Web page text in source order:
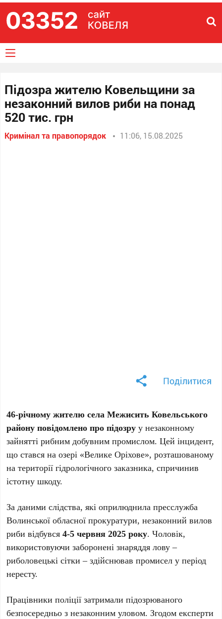
Підозра жителю Ковельщини за
незаконний вилов риби на понад
520 тис. грн
Кримінал та правопорядок 11:06, 15.08.2025
Поділитися
46-річному жителю села Межисить Ковельського
району повідомлено про підозру у незаконному
зайнятті рибним добувним промислом. Цей інцидент,
що стався на озері «Велике Оріхове», розташованому
на території гідрологічного заказника, спричинив
істотну шкоду.
За даними слідства, які оприлюднила пресслужба
Волинської обласної прокуратури, незаконний вилов
риби відбувся4-5 червня 2025 року. Чоловік,
використовуючи заборонені знаряддя лову –
риболовецькі сітки – здійснював промисел у період
нересту.
Працівники поліції затримали підозрюваного
безпосередньо з незаконним уловом. Згодом експерти